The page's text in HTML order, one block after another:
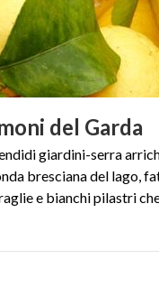
del Garda
giardini-serra
bresciana del lago,